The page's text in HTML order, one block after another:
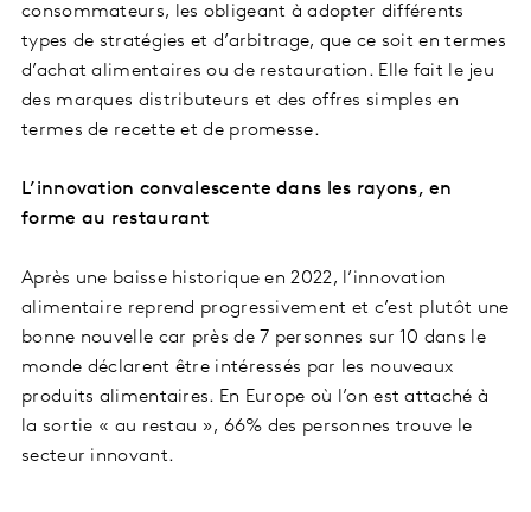
consommateurs, les obligeant à adopter différents
types de stratégies et d’arbitrage, que ce soit en termes
d’achat alimentaires ou de restauration. Elle fait le jeu
des marques distributeurs et des offres simples en
termes de recette et de promesse.
L’innovation convalescente dans les rayons, en
forme au restaurant
Après une baisse historique en 2022, l’innovation
alimentaire reprend progressivement et c’est plutôt une
bonne nouvelle car près de 7 personnes sur 10 dans le
monde déclarent être intéressés par les nouveaux
produits alimentaires. En Europe où l’on est attaché à
la sortie « au restau », 66% des personnes trouve le
secteur innovant.